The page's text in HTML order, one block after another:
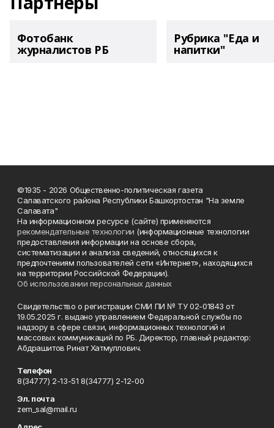
Фотобанк
журналистов РБ
Рубрика "Еда и
напитки"
©1935 - 2026 Общественно-политическая газета
Салаватского района Республики Башкортостан "На земле
Салавата"
На информационном ресурсе (сайте) применяются
рекомендательные технологии (информационные технологии
предоставления информации на основе сбора,
систематизации и анализа сведений, относящихся к
предпочтениям пользователей сети «Интернет», находящихся
на территории Российской Федерации).
Об использовании персональных данных
Свидетельство о регистрации СМИ ПИ № ТУ 02-01843 от
19.05.2025 г. выдано управлением Федеральной службы по
надзору в сфере связи, информационных технологий и
массовых коммуникаций по РБ. Директор, главный редактор:
Абдрашитов Ринат Хатмуллович.
Телефон
8(34777) 2-13-51 8(34777) 2-12-00
Эл. почта
zem_sal@mail.ru